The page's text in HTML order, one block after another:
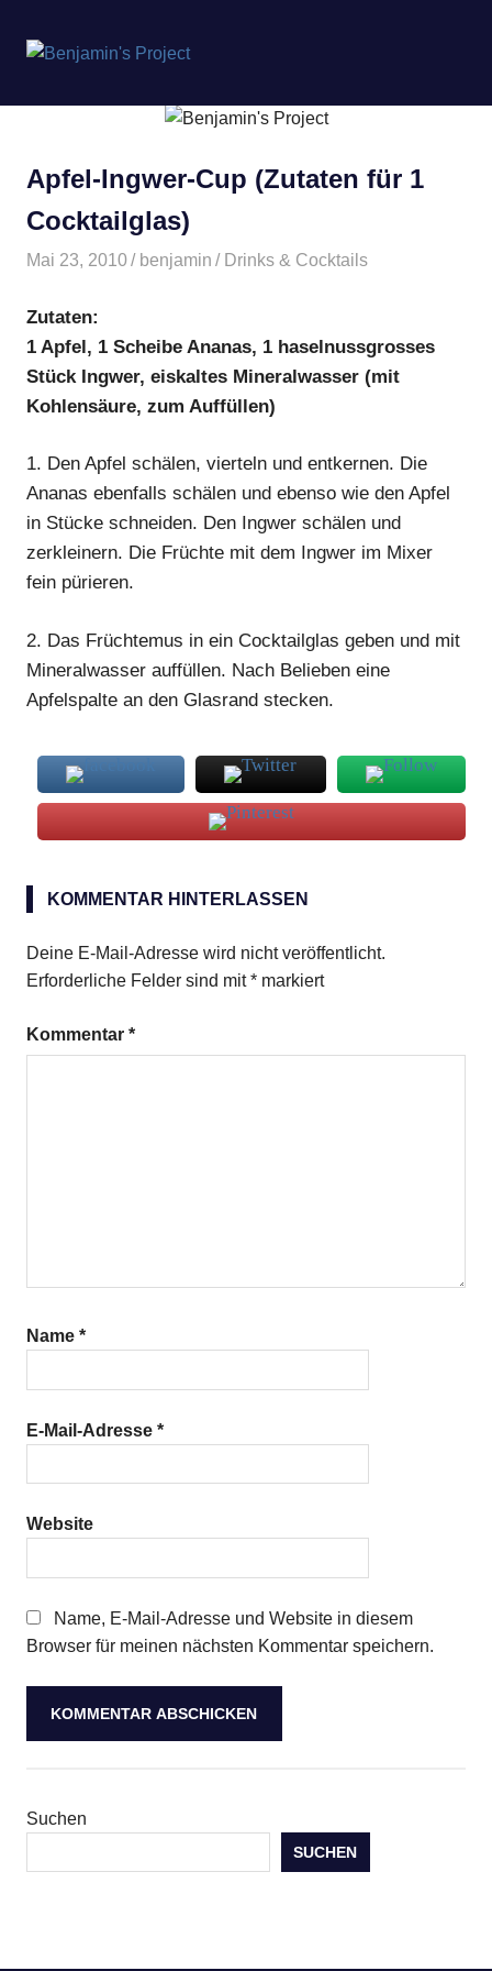
springen
Project
Apfel-Ingwer-Cup (Zutaten für 1
Cocktailglas)
Mai 23, 2010 benjamin Drinks & Cocktails
Zutaten:
1 Apfel, 1 Scheibe Ananas, 1 haselnussgrosses
Stück Ingwer, eiskaltes Mineralwasser (mit
Kohlensäure, zum Auffüllen)
1. Den Apfel schälen, vierteln und entkernen. Die
Ananas ebenfalls schälen und ebenso wie den Apfel
in Stücke schneiden. Den Ingwer schälen und
zerkleinern. Die Früchte mit dem Ingwer im Mixer
fein pürieren.
2. Das Früchtemus in ein Cocktailglas geben und mit
Mineralwasser auffüllen. Nach Belieben eine
Apfelspalte an den Glasrand stecken.
Cup
Ingwer
KOMMENTAR HINTERLASSEN
Deine E-Mail-Adresse wird nicht veröffentlicht.
Erforderliche Felder sind mit* markiert
Kommentar *
Name *
E-Mail-Adresse *
Website
Name, E-Mail-Adresse und Website in diesem
Browser für meinen nächsten Kommentar speichern.
Suchen
SUCHEN